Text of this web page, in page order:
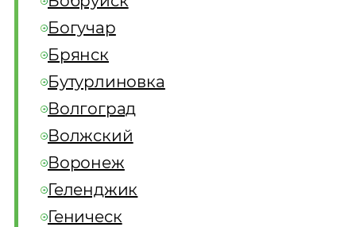
Богучар
Брянск
Бутурлиновка
Волгоград
Волжский
Воронеж
Геленджик
Геническ